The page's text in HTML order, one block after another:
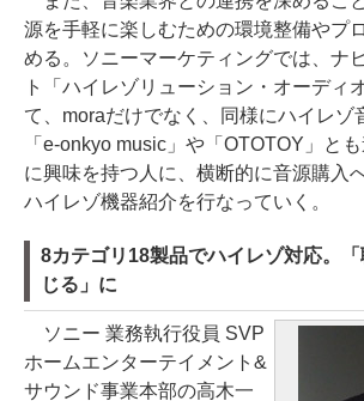
源を手軽に楽しむための環境整備やプ
める。ソニーマーケティングでは、ナ
ト「ハイレゾリューション・オーディ
て、moraだけでなく、同様にハイレゾ
「e-onkyo music」や「OTOTOY」と
に興味を持つ人に、横断的に音源購入
ハイレゾ機器紹介を行なっていく。
8カテゴリ18製品でハイレゾ対応。
じる」に
ソニー 業務執行役員 SVP
ホームエンターテイメント&
サウンド事業本部の高木一